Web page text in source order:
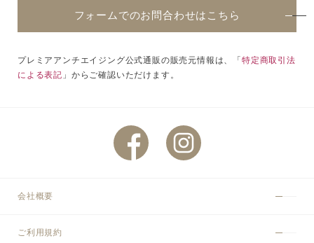
フォームでのお問合わせはこちら
プレミアアンチエイジング公式通販の販売元情報は、「特定商取引法
による表記 」からご確認いただけます。
会社概要
ご利用規約